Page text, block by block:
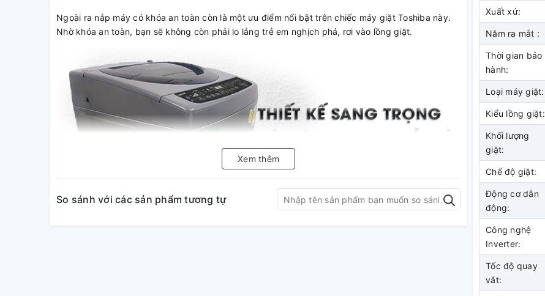
Ngoài ra nắp máy có khóa an toàn còn là một ưu điểm nổi bật trên chiếc máy giặt Toshiba này.
Nhờ khóa an toàn, bạn sẽ không còn phải lo lắng trẻ em nghịch phá, rơi vào lồng giặt.
Xem thêm
So sánh với các sản phẩm tương tự
Xuất xứ:
Năm ra mắt :
Thời gian bảo
hành:
Loại máy giặt:
Kiểu lồng giặt:
Khối lượng
giặt:
Chế độ giặt:
Động cơ dẫn
động:
Công nghệ
Inverter:
Tốc độ quay
vắt: